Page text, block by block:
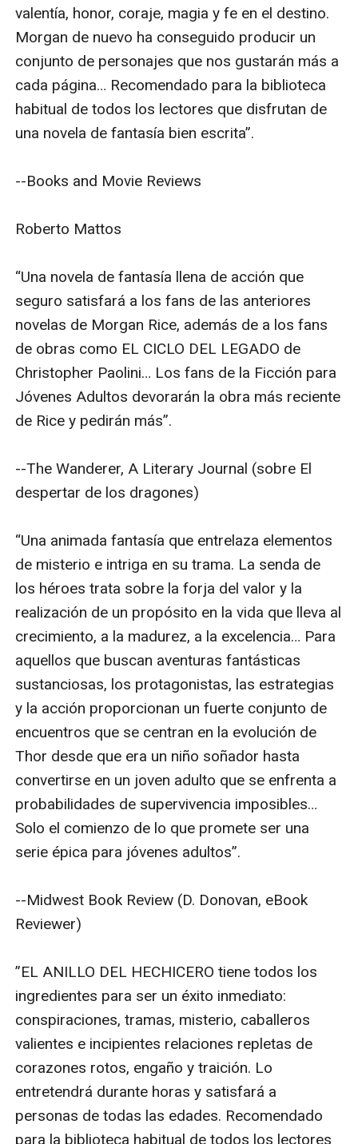
valentía, honor, coraje, magia y fe en el destino.
Morgan de nuevo ha conseguido producir un
conjunto de personajes que nos gustarán más a
cada página… Recomendado para la biblioteca
habitual de todos los lectores que disfrutan de
una novela de fantasía bien escrita”.
--Books and Movie Reviews
Roberto Mattos
“Una novela de fantasía llena de acción que
seguro satisfará a los fans de las anteriores
novelas de Morgan Rice, además de a los fans
de obras como EL CICLO DEL LEGADO de
Christopher Paolini… Los fans de la Ficción para
Jóvenes Adultos devorarán la obra más reciente
de Rice y pedirán más”.
--The Wanderer, A Literary Journal (sobre El
despertar de los dragones)
“Una animada fantasía que entrelaza elementos
de misterio e intriga en su trama. La senda de
los héroes trata sobre la forja del valor y la
realización de un propósito en la vida que lleva al
crecimiento, a la madurez, a la excelencia… Para
aquellos que buscan aventuras fantásticas
sustanciosas, los protagonistas, las estrategias
y la acción proporcionan un fuerte conjunto de
encuentros que se centran en la evolución de
Thor desde que era un niño soñador hasta
convertirse en un joven adulto que se enfrenta a
probabilidades de supervivencia imposibles…
Solo el comienzo de lo que promete ser una
serie épica para jóvenes adultos”.
--Midwest Book Review (D. Donovan, eBook
Reviewer)
”EL ANILLO DEL HECHICERO tiene todos los
ingredientes para ser un éxito inmediato:
conspiraciones, tramas, misterio, caballeros
valientes e incipientes relaciones repletas de
corazones rotos, engaño y traición. Lo
entretendrá durante horas y satisfará a
personas de todas las edades. Recomendado
para la biblioteca habitual de todos los lectores